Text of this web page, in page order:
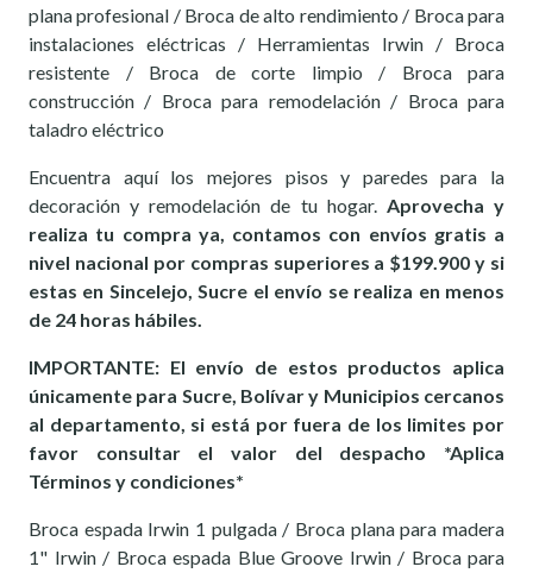
plana profesional / Broca de alto rendimiento / Broca para
instalaciones eléctricas / Herramientas Irwin / Broca
resistente / Broca de corte limpio / Broca para
construcción / Broca para remodelación / Broca para
taladro eléctrico
Encuentra aquí los mejores pisos y paredes para la
decoración y remodelación de tu hogar. Aprovecha y
realiza tu compra ya, contamos con envíos gratis a
nivel nacional por compras superiores a $199.900 y si
estas en Sincelejo, Sucre el envío se realiza en menos
de 24 horas hábiles.
IMPORTANTE: El envío de estos productos aplica
únicamente para Sucre, Bolívar y Municipios cercanos
al departamento, si está por fuera de los limites por
favor consultar el valor del despacho *Aplica
Términos y condiciones*
Broca espada Irwin 1 pulgada / Broca plana para madera
1" Irwin / Broca espada Blue Groove Irwin / Broca para